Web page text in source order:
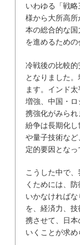
いわゆる「戦
様から大所高
本の総合的な
を進めるための
冷戦後の比較
となりました
ます。インド
増強、中国・
携強化がみら
紛争は長期化し
や量子技術な
定的要因となっ
こうした中で
くためには、
いかなければ
を、経済力、
携させて、日
いくことが求め